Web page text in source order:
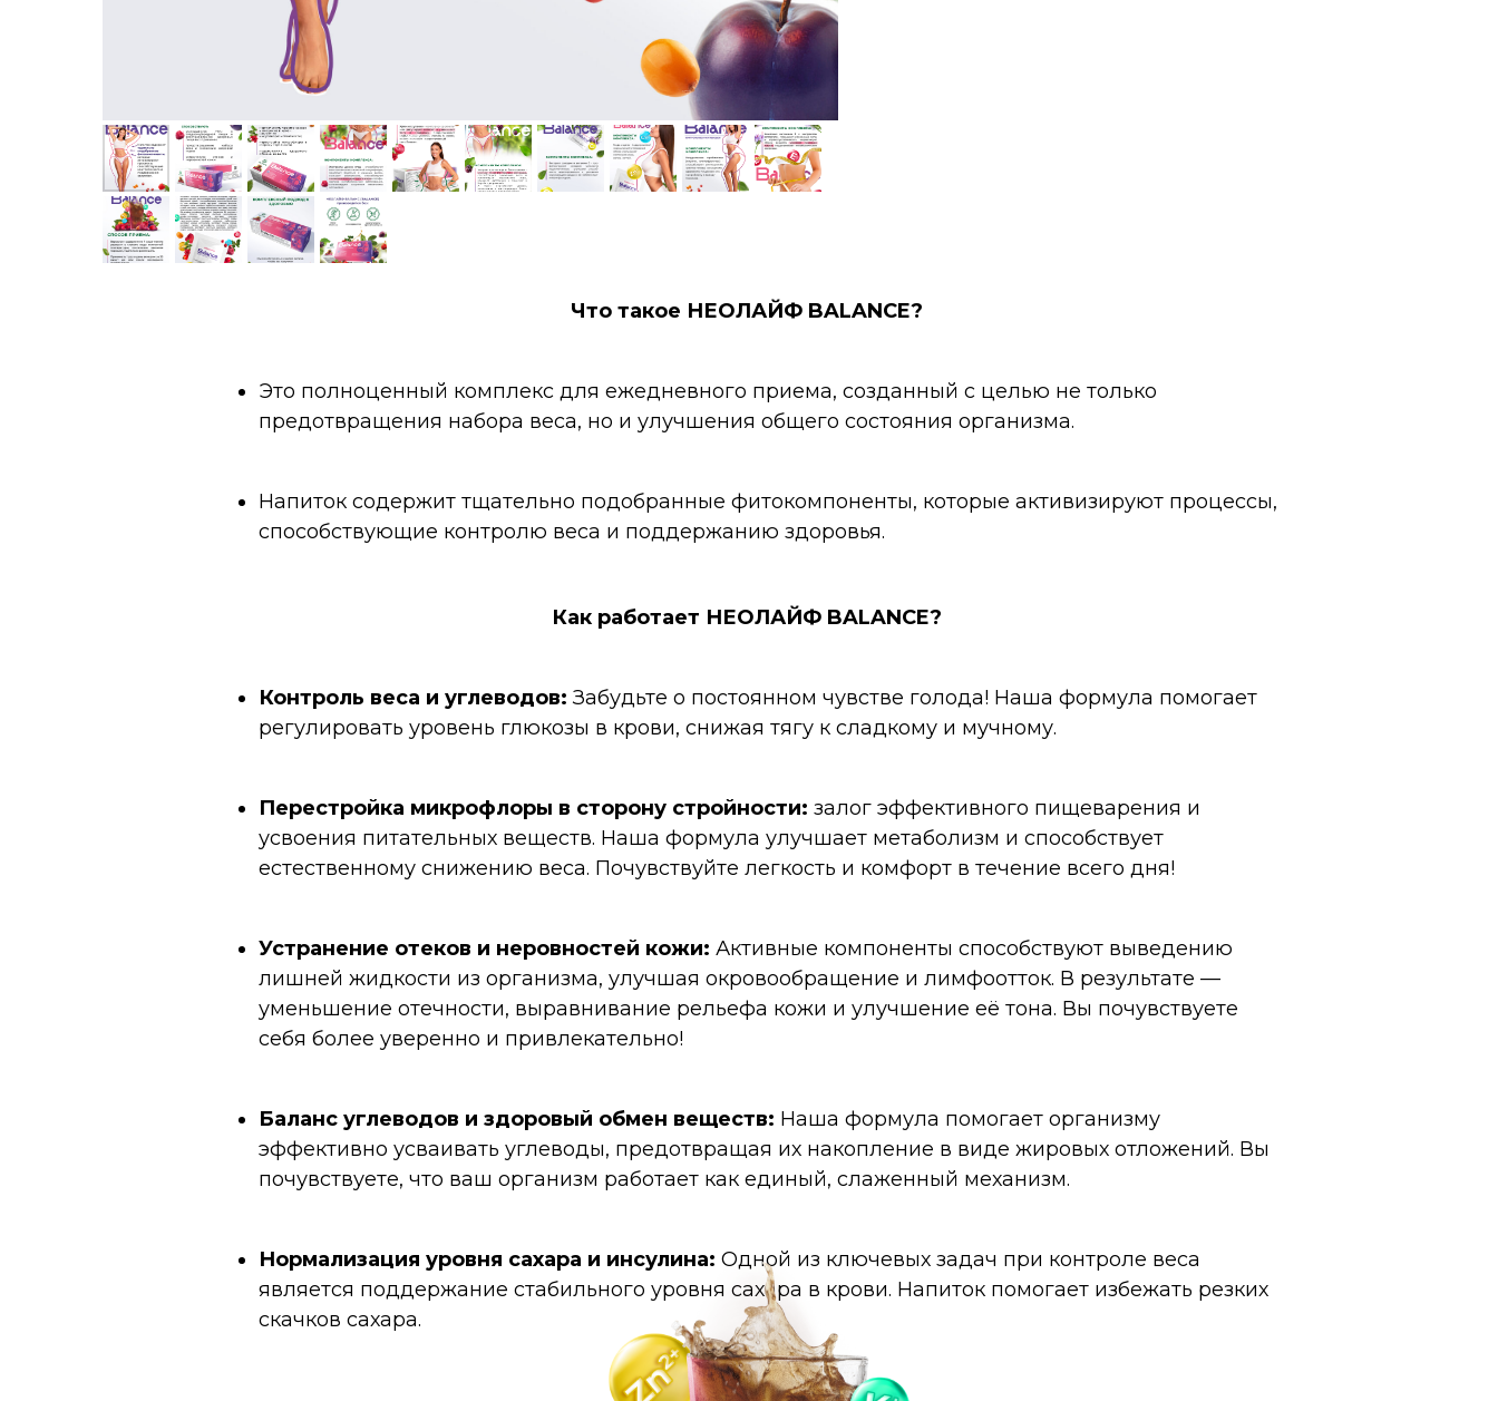
Что такое НЕОЛАЙФ BALANCE?
Это полноценный комплекс для ежедневного приема, созданный с целью не только
предотвращения набора веса, но и улучшения общего состояния организма.
Напиток содержит тщательно подобранные фитокомпоненты, которые активизируют процессы,
способствующие контролю веса и поддержанию здоровья.
Как работает НЕОЛАЙФ BALANCE?
Контроль веса и углеводов: Забудьте о постоянном чувстве голода! Наша формула помогает
регулировать уровень глюкозы в крови, снижая тягу к сладкому и мучному.
Перестройка микрофлоры в сторону стройности: залог эффективного пищеварения и
усвоения питательных веществ. Наша формула улучшает метаболизм и способствует
естественному снижению веса. Почувствуйте легкость и комфорт в течение всего дня!
Устранение отеков и неровностей кожи: Активные компоненты способствуют выведению
лишней жидкости из организма, улучшая oкровообращение и лимфоотток. В результате —
уменьшение отечности, выравнивание рельефа кожи и улучшение её тона. Вы почувствуете
себя более уверенно и привлекательно!
Баланс углеводов и здоровый обмен веществ: Наша формула помогает организму
эффективно усваивать углеводы, предотвращая их накопление в виде жировых отложений. Вы
почувствуете, что ваш организм работает как единый, слаженный механизм.
Нормализация уровня сахара и инсулина: Одной из ключевых задач при контроле веса
является поддержание стабильного уровня сахара в крови. Напиток помогает избежать резких
скачков сахара.